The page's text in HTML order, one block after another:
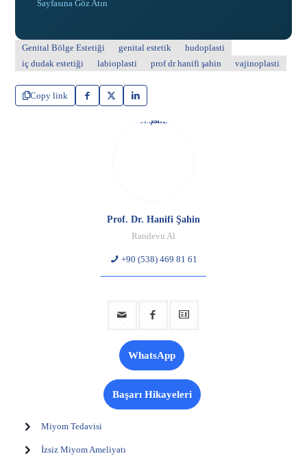
Sayfasına Göz Atın
Genital Bölge Estetiği genital estetik
hudoplasti
iç dudak estetiği
labioplasti prof dr hanifi şahin vajinoplasti
Copy link
Prof. Dr. Hanifi Şahin
Randevu Al
+90 (538) 469 81 61
WhatsApp
Başarı Hikayeleri
Miyom Tedavisi
İzsiz Miyom Ameliyatı